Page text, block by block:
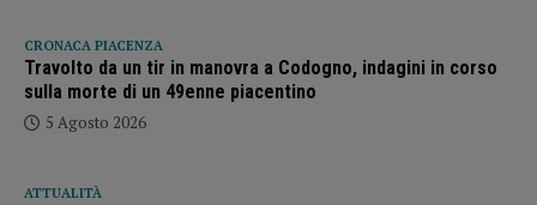
CRONACA PIACENZA
Travolto da un tir in manovra a Codogno, indagini in corso
sulla morte di un 49enne piacentino
5 Agosto 2026
ATTUALITÀ